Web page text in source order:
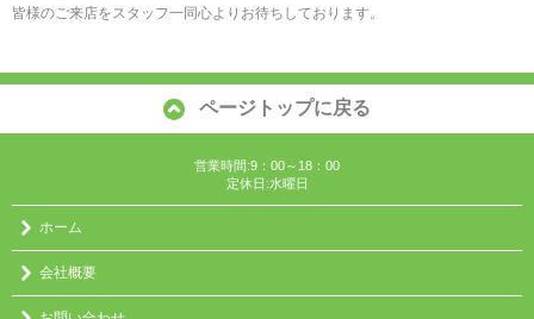
皆様のご来店をスタッフ一同心よりお待ちしております。
ページトップに戻る
営業時間:9：00～18：00
定休日:水曜日
ホーム
会社概要